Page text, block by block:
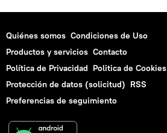
Quiénes somos Condiciones de Uso
Productos y servicios Contacto
Política de Privacidad Politica de Cookies
Protección de datos (solicitud) RSS
Preferencias de seguimiento